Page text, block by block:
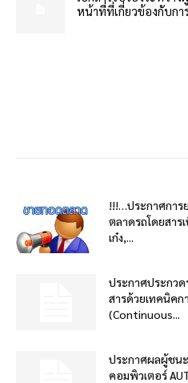
หน้าที่ที่เกี่ยวข้องกับกา
!!!…ประกาศการ
ตลาดรถโดยสาร
เก๋ง,...
ประกาศประกวด
สารด้วยเทคนิคก
(Continuous...
ประกาศผลผู้ชน
คอมพิวเตอร์